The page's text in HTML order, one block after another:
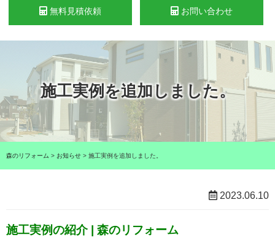
無料見積依頼 お問い合わせ
施工実例を追加しました。
森のリフォーム > お知らせ > 施工実例を追加しました。
2023.06.10
施工実例の紹介 | 森のリフォーム